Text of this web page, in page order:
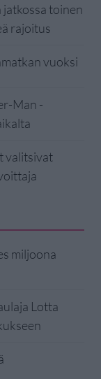
toinen
rajoitus
vuoksi
Man -
valitsivat
miljoona
Lotta